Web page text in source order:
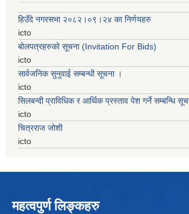
हिउँदे नगरसभा २०८२।०९।२४ का निर्णयहरु
icto
बोलपत्रहरुको सूचना (Invitation For Bids)
icto
सार्वजनिक सुनुवाई सम्बन्धी सूचना ।
icto
सिलबन्दी प्राविधिक र आर्थिक प्रस्ताव पेश गर्ने सम्बन्धि
icto
चित्रराज जोशी
icto
महत्वपुर्ण लिङ्कहरु